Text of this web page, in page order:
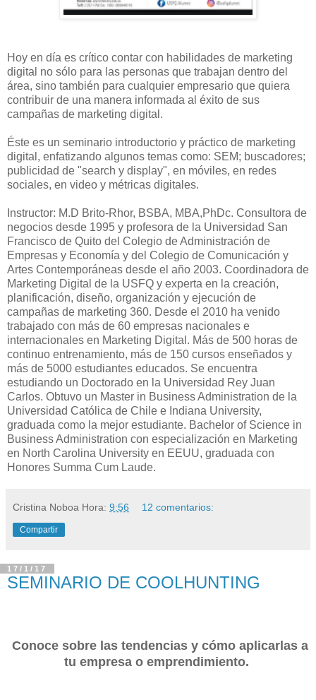
Hoy en día es crítico contar con habilidades de marketing
digital no sólo para las personas que trabajan dentro del
área, sino también para cualquier empresario que quiera
contribuir de una manera informada al éxito de sus
campañas de marketing digital.
Éste es un seminario introductorio y práctico de marketing
digital, enfatizando algunos temas como: SEM; buscadores;
publicidad de "search y display", en móviles, en redes
sociales, en video y métricas digitales.
Instructor: M.D Brito-Rhor, BSBA, MBA,PhDc. Consultora de
negocios desde 1995 y profesora de la Universidad San
Francisco de Quito del Colegio de Administración de
Empresas y Economía y del Colegio de Comunicación y
Artes Contemporáneas desde el año 2003. Coordinadora de
Marketing Digital de la USFQ y experta en la creación,
planificación, diseño, organización y ejecución de
campañas de marketing 360. Desde el 2010 ha venido
trabajado con más de 60 empresas nacionales e
internacionales en Marketing Digital. Más de 500 horas de
continuo entrenamiento, más de 150 cursos enseñados y
más de 5000 estudiantes educados. Se encuentra
estudiando un Doctorado en la Universidad Rey Juan
Carlos. Obtuvo un Master in Business Administration de la
Universidad Católica de Chile e Indiana University,
graduada como la mejor estudiante. Bachelor of Science in
Business Administration con especialización en Marketing
en North Carolina University en EEUU, graduada con
Honores Summa Cum Laude.
Cristina Noboa Hora: 9:56 12 comentarios:
Compartir
17/1/17
SEMINARIO DE COOLHUNTING
Conoce sobre las tendencias y cómo aplicarlas a
tu empresa o emprendimiento.